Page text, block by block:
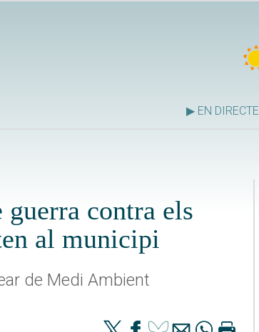
▶ EN DIRECTE
contra els
al municipi
de Medi Ambient